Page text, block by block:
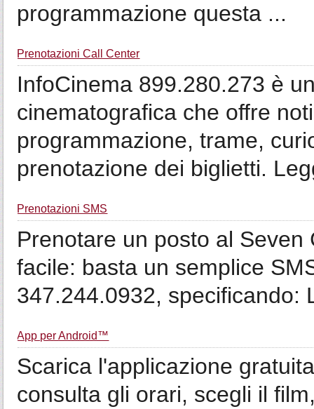
programmazione questa ...
Prenotazioni Call Center
InfoCinema 899.280.273 è
cinematografica che offre
programmazione, trame,
prenotazione dei biglietti.
Prenotazioni SMS
Prenotare un posto al
facile: basta un semplice
347.244.0932, specificando:
App per Android™
Scarica l'applicazione
consulta gli orari, scegli il